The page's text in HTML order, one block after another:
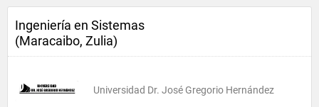
Ingeniería en Sistemas
(Maracaibo, Zulia)
Universidad Dr. José Gregorio Hernández